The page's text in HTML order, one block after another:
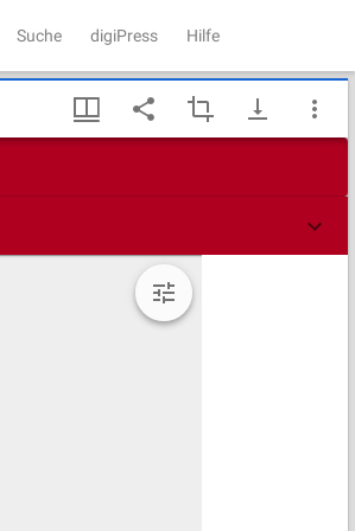
Suche digiPress Hilfe